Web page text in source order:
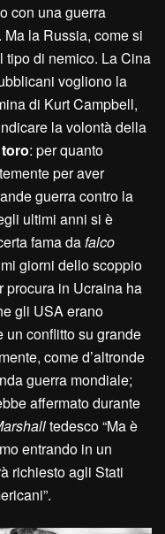
con una guerra
la Russia, come si
tipo di nemico. La Cina
vogliono la
di Kurt Campbell,
la volontà della
: per quanto
per aver
guerra contro la
ultimi anni si è
fama dafalco
giorni dello scoppio
procura in Ucraina ha
gli USA erano
un conflitto su grande
come d’altronde
guerra mondiale;
affermato durante
tedesco “Ma è
entrando in un
richiesto agli Stati